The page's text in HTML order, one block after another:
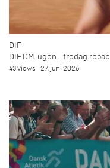
DIF
DIF DM-ugen - fredag recap
43 views 27. juni 2026